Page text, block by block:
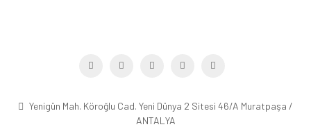
Yenigün Mah. Köroğlu Cad. Yeni Dünya 2 Sitesi 46/A Muratpaşa /
ANTALYA